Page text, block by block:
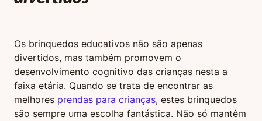
Os brinquedos educativos não são apenas
divertidos, mas também promovem o
desenvolvimento cognitivo das crianças nesta a
faixa etária. Quando se trata de encontrar as
melhores prendas para crianças, estes brinquedos
são sempre uma escolha fantástica. Não só mantêm